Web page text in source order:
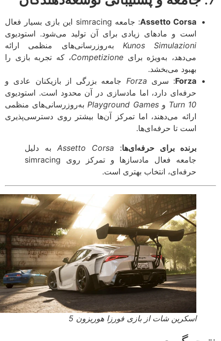
Assetto Corsa
: جامعه simracing این بازی بسیار فعال
است و مادهای زیادی برای آن تولید می‌شود. استودیوی
Kunos Simulazioniبه‌روزرسانی‌های منظمی ارائه
می‌دهد، به‌ویژه برای Competizione، که تجربه بازی را
بهبود می‌بخشد.
Forza: سریForzaجامعه بزرگی از بازیکنان عادی و
حرفه‌ای دارد، اما مادسازی در آن محدود است. استودیوی
Turn 10وPlayground Gamesبه‌روزرسانی‌های منظمی
ارائه می‌دهند، اما تمرکز آن‌ها بیشتر روی دسترسی‌پذیری
است تا حرفه‌ای‌ها.
برنده برای حرفه‌ای‌ها:
Assetto Corsaبه دلیل
جامعه فعال مادسازها و تمرکز روی simracing
حرفه‌ای، انتخاب بهتری است.
اسکرین شات از بازی فورزا هوریزون 5